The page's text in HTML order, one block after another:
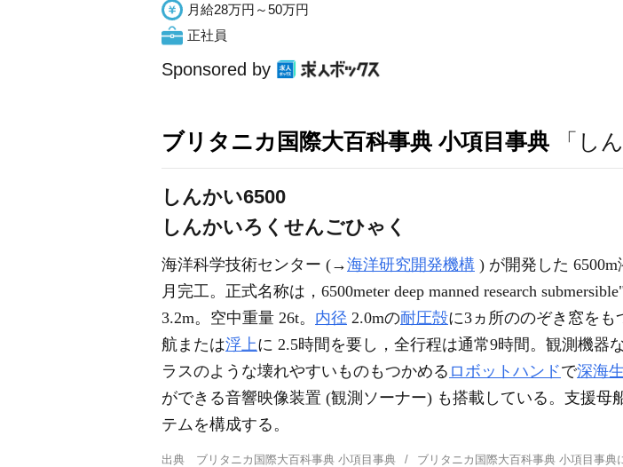
月給28万円～50万円
正社員
Sponsored by
ブリタニカ国際大百科事典 小項目事典 「し
しんかい6500
しんかいろくせんごひゃく
海洋科学技術センター (→海洋研究開発機構 ) が開発した
月完工。正式名称は，6500meter deep manned research
3.2m。空中重量 26t。 内径 2.0mの耐圧殻に3ヵ所ののぞき窓をも
航または浮上に 2.5時間を要し，全行程は通常9時間。観測機器
ラスのような壊れやすいものもつかめる ロボットハンドで深海
ができる音響映像装置 (観測ソーナー) も搭載している。支援母
テムを構成する。
出典 ブリタニカ国際大百科事典 小項目事典 ブリタニカ国際大百科事典 小項目事